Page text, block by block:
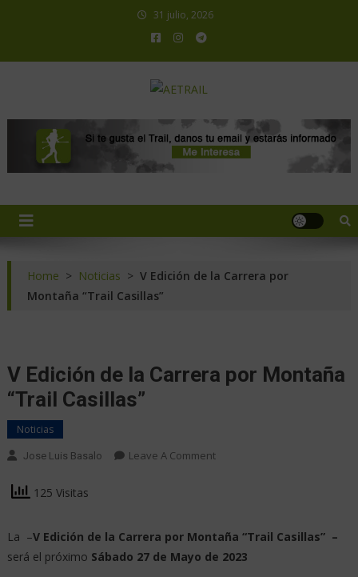
31 julio, 2026
Home > Noticias > V Edición de la Carrera por
Montaña “Trail Casillas”
V Edición de la Carrera por Montaña
“Trail Casillas”
Noticias
Jose Luis Basalo Leave A Comment
125 Visitas
La –V Edición de la Carrera por Montaña “Trail Casillas” –
será el próximo Sábado 27 de Mayo de 2023